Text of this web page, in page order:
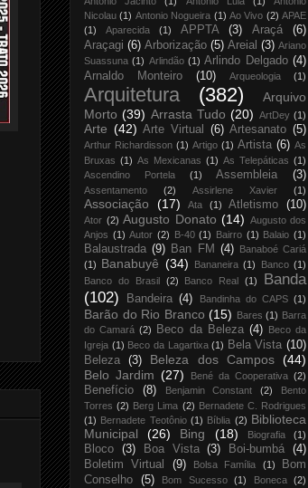
Nicolau (1) Antonio Nogueira (1) Ao Vivo (2) APAE
(1)
Aparecida (1) APPTA (3) Araçá
(6)
Araçagi (6) Arborização (5) Areial (3) Ariano
Suassuna (1) Arlindão (1) Arlindo Delgado (4)
Arnaldo Monteiro
(10) Arqueologia (1)
Arquitetura (382)
Arquivo
Morto (39) Arrasta Tudo (20) ArtDey (1)
Arte (42) Arte Virtual (6) Artesanato (5)
Arthur Richardisson (1) Artigo (1) Artista (6) As
Bruxas (1) As Mexicanas (1) As Telepáticas (1)
Ascendino Portela
(1) Assembleia (3)
Assentamento (2) Assirlene Xavier (1)
Associação (17) Ata (1) Atletismo (10)
Ator (2) Augusto Donato (14) Augusto dos
Anjos (1) Autor (2) B-40 (1) Bairro (1) Balaio (1)
Balaustrada (9) Ban FM (4)
Banaboé Cariá
(1) Banabuyê (34) Bananeira (1) Banco (1)
Banco do Brasil
(2) Banco Real (1)
Banda
(102)
Bandeira (4) Bandinha do CAPS (1)
Barão do Rio Branco (15) Bares (1) Barra
do Camará (2) Beco da Beleza (4)
Beco da
Igreja (1) Beco da Lagartixa (1) Bela Vista (10)
Beleza
(3) Beleza dos Campos (44)
Belo Jardim (27) Bené da Cooperativa (2)
Benefício (8) Benjamin Constant (2)
Bento
Torres (2) Berg Lima (2) Bernadete C. Rodrigues
(1) Bernadete Teotônio (1) Bíblia (2) Biblioteca
Municipal
(26) Bing (18) Biografia (1)
Bloco (3) Boa Vista (3) Boi-bumbá
(4)
Boletim Virtual
(9) Bolsa Família (1)
Bom
Conselho
(5) Bom Sucesso (1) Boneca (2)